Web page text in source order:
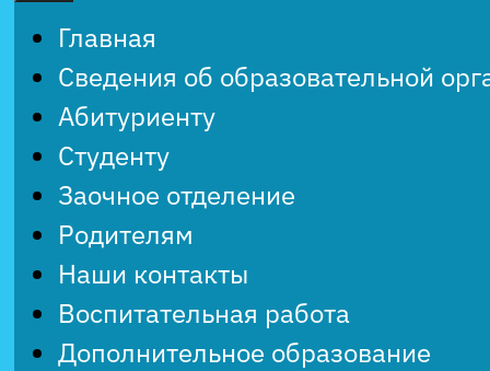
Главная
Сведения об образовательной
Абитуриенту
Студенту
Заочное отделение
Родителям
Наши контакты
Воспитательная работа
Дополнительное образование